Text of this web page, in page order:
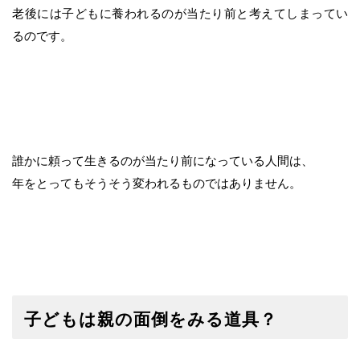
老後には子どもに養われるのが当たり前と考えてしまってい
るのです。
誰かに頼って生きるのが当たり前になっている人間は、
年をとってもそうそう変われるものではありません。
子どもは親の面倒をみる道具？